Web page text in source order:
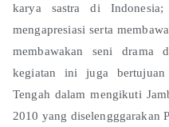
karya sastra di
mengapresiasi serta
membawakan seni drama
kegiatan ini juga
Tengah dalam mengikuti
2010 yang diselengggarakan